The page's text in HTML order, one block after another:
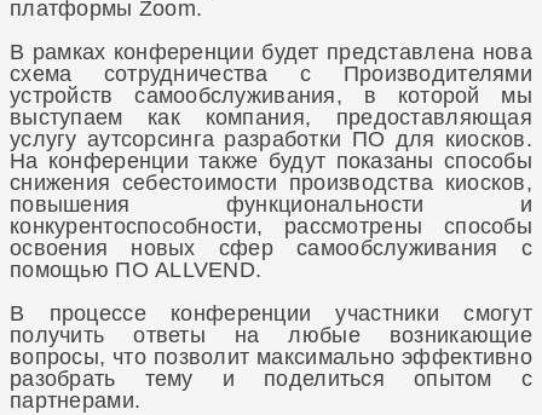
платформы Zoom.
В рамках конференции будет представлена нова
схема сотрудничества с Производителями
устройств самообслуживания, в которой мы
выступаем как компания, предоставляющая
услугу аутсорсинга разработки ПО для киосков.
На конференции также будут показаны способы
снижения себестоимости производства киосков,
повышения функциональности и
конкурентоспособности, рассмотрены способы
освоения новых сфер самообслуживания с
помощью ПО ALLVEND.
В процессе конференции участники смогут
получить ответы на любые возникающие
вопросы, что позволит максимально эффективно
разобрать тему и поделиться опытом с
партнерами.